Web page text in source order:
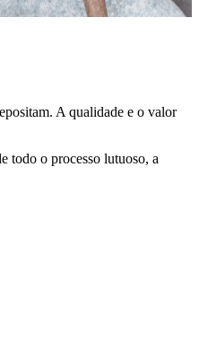
A qualidade e o valor
todo o processo lutuoso, a